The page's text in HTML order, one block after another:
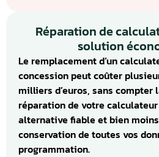
Réparation de
solution
Le remplacement d’un
concession peut coûter
milliers d’euros, sans compter
réparation de votre calculateur
alternative fiable et bien
conservation de toutes vos
programmation.